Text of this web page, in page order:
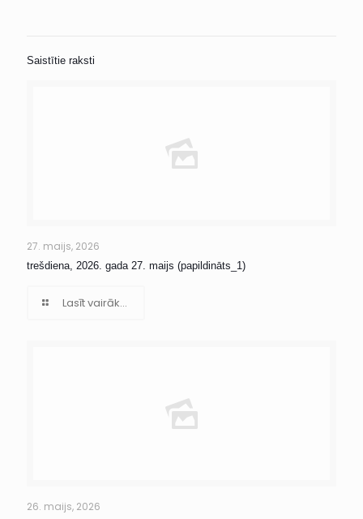
Saistītie raksti
27. maijs, 2026
trešdiena, 2026. gada 27. maijs (papildināts_1)
Lasīt vairāk...
26. maijs, 2026